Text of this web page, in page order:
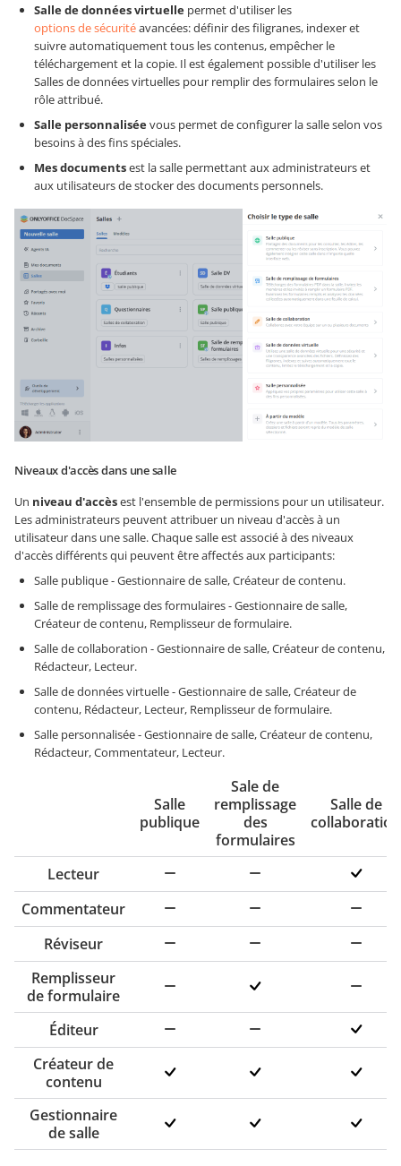
Salle de données virtuelle permet d'utiliser les
options de sécuritéavancées: définir des filigranes, indexer et
suivre automatiquement tous les contenus, empêcher le
téléchargement et la copie. Il est également possible d'utiliser les
Salles de données virtuelles pour remplir des formulaires selon le
rôle attribué.
Salle personnaliséevous permet de configurer la salle selon vos
besoins à des fins spéciales.
Mes documentsest la salle permettant aux administrateurs et
aux utilisateurs de stocker des documents personnels.
Niveaux d'accès dans une salle
Un niveau d'accèsest l'ensemble de permissions pour un utilisateur.
Les administrateurs peuvent attribuer un niveau d'accès à un
utilisateur dans une salle. Chaque salle est associé à des niveaux
d'accès différents qui peuvent être affectés aux participants:
Salle publique - Gestionnaire de salle, Créateur de contenu.
Salle de remplissage des formulaires - Gestionnaire de salle,
Créateur de contenu, Remplisseur de formulaire.
Salle de collaboration - Gestionnaire de salle, Créateur de contenu,
Rédacteur, Lecteur.
Salle de données virtuelle - Gestionnaire de salle, Créateur de
contenu, Rédacteur, Lecteur, Remplisseur de formulaire.
Salle personnalisée - Gestionnaire de salle, Créateur de contenu,
Rédacteur, Commentateur, Lecteur.
Salle
publique
Sale de
remplissage
des
formulaires
Salle de
collaboration
Lecteur
Commentateur
Réviseur
Remplisseur
de formulaire
Éditeur
Créateur de
contenu
Gestionnaire
de salle